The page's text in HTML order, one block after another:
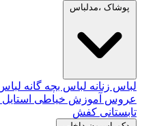
پوشاک ،مدلباس
لباس زنانه لباس بچه گانه
عروس آموزش خیاطی استایل
تابستانی کفش